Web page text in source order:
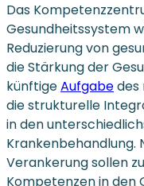
Das
Gesundheitssystem
Reduzierung von
die Stärkung der
künftigeAufgabedes
die strukturelle
in den
Krankenbehandlung.
Verankerung sollen
Kompetenzen in den